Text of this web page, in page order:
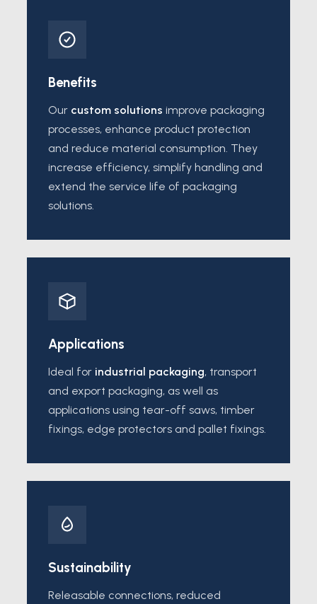
Benefits
Our custom solutions improve packaging
processes, enhance product protection
and reduce material consumption. They
increase efficiency, simplify handling and
extend the service life of packaging
solutions.
Applications
Ideal for industrial packaging, transport
and export packaging, as well as
applications using tear-off saws, timber
fixings, edge protectors and pallet fixings.
Sustainability
Releasable connections, reduced